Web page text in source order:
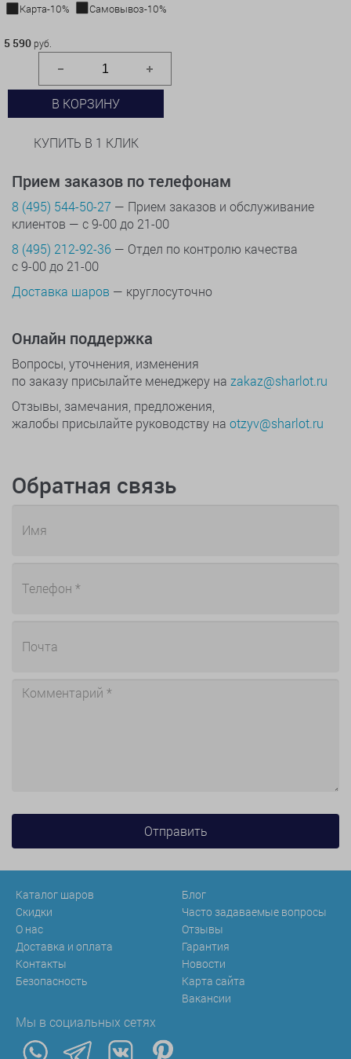
Карта-10%
Самовывоз-10%
5 590 руб.
В КОРЗИНУ
КУПИТЬ В 1 КЛИК
Прием заказов по телефонам
8 (495) 544-50-27 — Прием заказов и обслуживание
клиентов — с 9-00 до 21-00
8 (495) 212-92-36 — Отдел по контролю качества
с 9-00 до 21-00
Доставка шаров — круглосуточно
Онлайн поддержка
Вопросы, уточнения, изменения
по заказу присылайте менеджеру на zakaz@sharlot.ru
Отзывы, замечания, предложения,
жалобы присылайте руководству на otzyv@sharlot.ru
Обратная связь
Каталог шаров
Скидки
О нас
Доставка и оплата
Контакты
Безопасность
Блог
Часто задаваемые вопросы
Отзывы
Гарантия
Новости
Карта сайта
Вакансии
Мы в социальных сетях